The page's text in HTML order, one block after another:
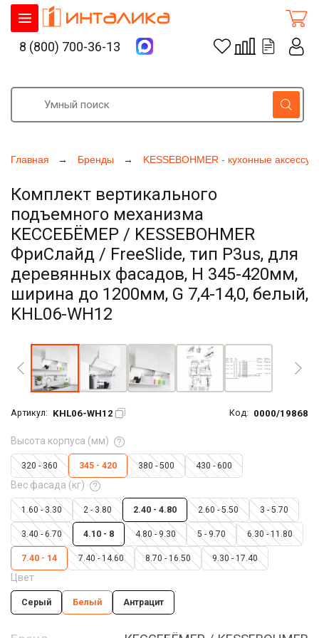
Главная Бренды KESSEBOHMER - кухонные
Комплект вертикального
подъемного механизма
КЕССЕБЁМЕР / KESSEBOHMER
ФриСлайд / FreeSlide, тип P3us, для
деревянных фасадов, H 345-420мм,
ширина до 1200мм, G 7,4-14,0, белый,
KHL06-WH12
Артикул: KHL06-WH12 Код: 0000/19868
Высота корпуса (мм)
320 - 360 345 - 420 380 - 500 430 - 600
Вес фасада (кг)
1.60 - 3.30 2 - 3.80 2.40 - 4.80 2.60 - 5.50 3 - 5.70
3.40 - 6.70 4.10 - 8 4.80 - 9.30 5 - 9.70 6.30 - 11.80
7.40 - 14 7.40 - 14.60 8.70 - 16.50 9.30 - 17.40
Цвет
Серый Белый Антрацит
8 (800) 700-36-13